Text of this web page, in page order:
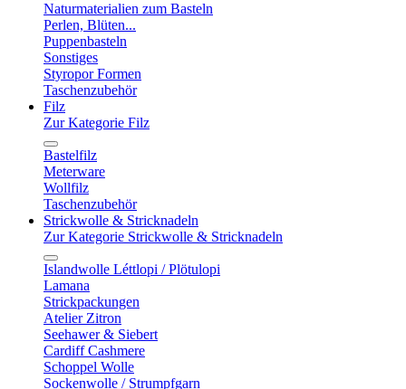
Naturmaterialien zum Basteln
Perlen, Blüten...
Puppenbasteln
Sonstiges
Styropor Formen
Taschenzubehör
Filz
Zur Kategorie Filz
Bastelfilz
Meterware
Wollfilz
Taschenzubehör
Strickwolle & Stricknadeln
Zur Kategorie Strickwolle & Stricknadeln
Islandwolle Léttlopi / Plötulopi
Lamana
Strickpackungen
Atelier Zitron
Seehawer & Siebert
Cardiff Cashmere
Schoppel Wolle
Sockenwolle / Strumpfgarn